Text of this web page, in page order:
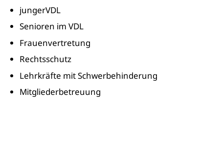
jungerVDL
Senioren im VDL
Frauenvertretung
Rechtsschutz
Lehrkräfte mit Schwerbehinderung
Mitgliederbetreuung